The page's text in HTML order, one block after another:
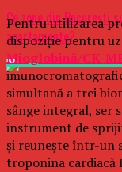
Ce zone din București
apartamente?
Pentru utilizarea
dispoziție pentru
Mioglobină/CK-
simultană a trei
sânge integral, ser
instrument de
și reunește într-un
troponina cardiacă